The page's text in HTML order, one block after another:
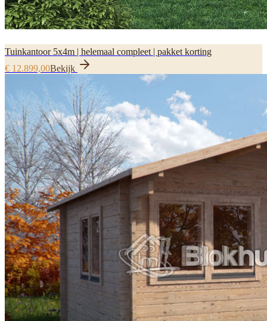
Tuinkantoor 5x4m | helemaal compleet | pakket korting
€ 12.899,00Bekijk